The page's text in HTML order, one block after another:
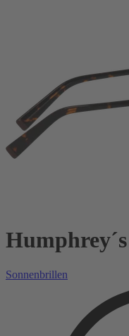
Sonnenbrillen